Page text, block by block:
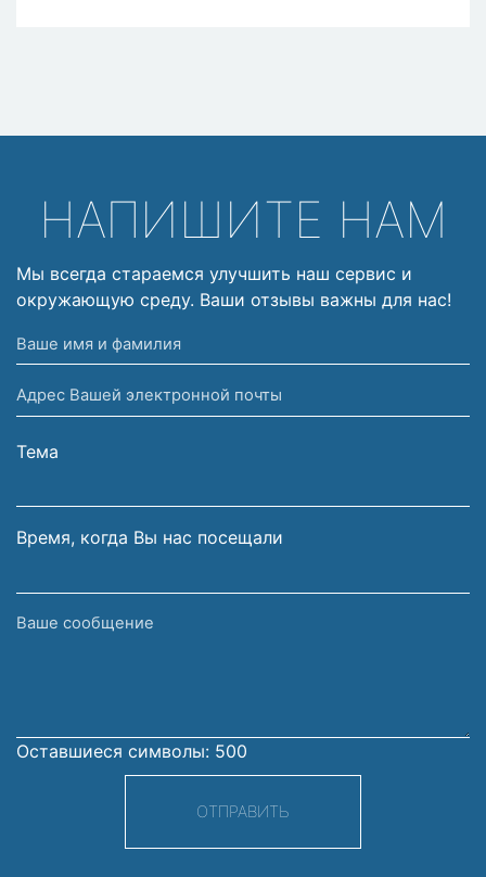
НАПИШИТЕ НАМ
Мы всегда стараемся улучшить наш сервис и
окружающую среду. Ваши отзывы важны для нас!
Ваше
имя
и
фамилия
Адрес
Вашей
электронной
Тема
Время, когда Вы нас посещали
Ваше
Оставшиеся символы: 500
ОТПРАВИТЬ